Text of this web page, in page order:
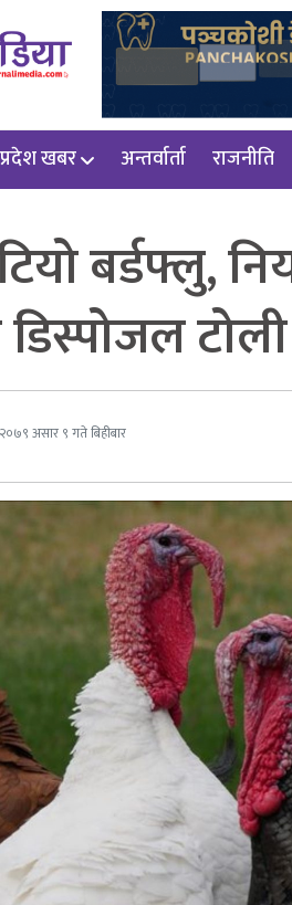
प्रदेश खबर अन्तर्वार्ता राजनीति
बर्डफ्लु,
२०७९ असार ९ गते बिहीबार